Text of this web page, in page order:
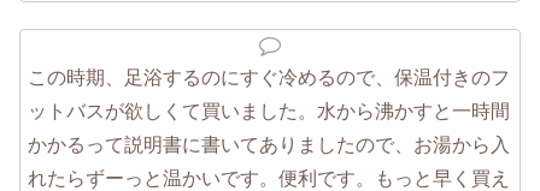
この時期、足浴するのにすぐ冷めるので、保温付きのフ
ットバスが欲しくて買いました。水から沸かすと一時間
かかるって説明書に書いてありましたので、お湯から入
れたらずーっと温かいです。便利です。もっと早く買え